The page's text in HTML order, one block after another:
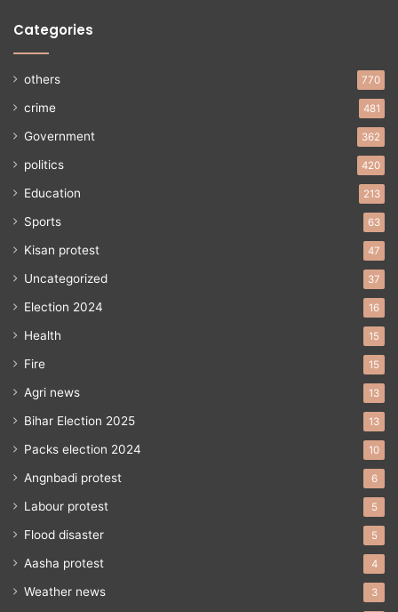
Categories
others 770
crime 481
Government 362
politics 420
Education 213
Sports 63
Kisan protest 47
Uncategorized 37
Election 2024 16
Health 15
Fire 15
Agri news 13
Bihar Election 2025 13
Packs election 2024 10
Angnbadi protest 6
Labour protest 5
Flood disaster 5
Aasha protest 4
Weather news 3